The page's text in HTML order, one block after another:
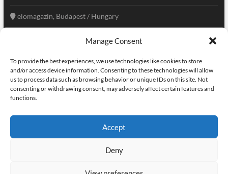
Manage Consent
To provide the best experiences, we use technologies like cookies to store
and/or access device information. Consenting to these technologies will allow
us to process data such as browsing behavior or unique IDs on this site. Not
consenting or withdrawing consent, may adversely affect certain features and
functions.
Accept
Deny
elomagazin, Budapest / Hungary
szerkesztoseg@elomagazin.com
elomagazin
home adatvédelem impresszum kapcsolat
| © copyright, all right reserved